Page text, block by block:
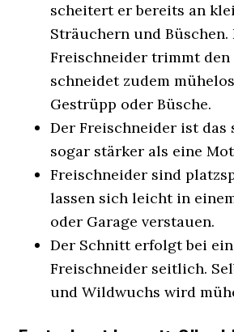
scheitert er bereits an
Sträuchern und Büschen.
Freischneider trimmt den
schneidet zudem
Gestrüpp oder Büsche.
Der Freischneider ist das
sogar stärker als eine
Freischneider sind
lassen sich leicht in
oder Garage verstauen.
Der Schnitt erfolgt bei
Freischneider seitlich.
und Wildwuchs wird